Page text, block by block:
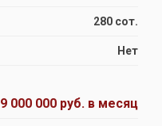
280 сот.
Нет
9 000 000 руб. в месяц